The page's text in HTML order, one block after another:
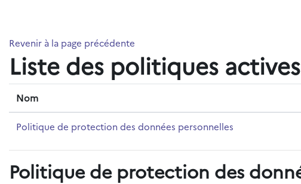
Revenir à la page précédente
Liste des politiques actives
Nom
Politique de protection des données personnelles
Politique de protection des